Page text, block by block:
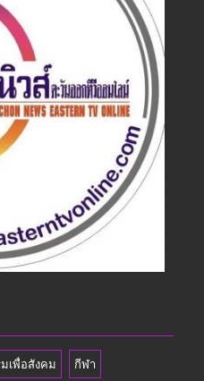
เพื่อสังคม กีฬา